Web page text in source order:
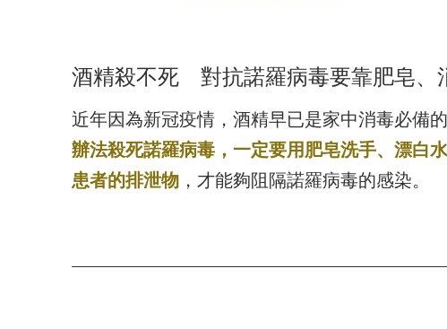
酒精殺不死 對抗諾羅病毒要靠肥皂、
近年因為新冠疫情，酒精早已是家中消毒必備
辦法殺死諾羅病毒，一定要用肥皂洗手、漂白
患者的排泄物 ，才能夠阻隔諾羅病毒的感染。